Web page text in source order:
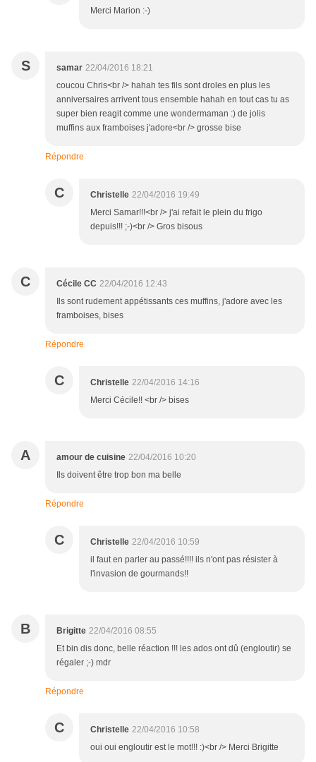
Merci Marion :-)
S samar 22/04/2016 18:21
coucou Chris<br /> hahah tes fils sont droles en plus les
anniversaires arrivent tous ensemble hahah en tout cas tu as
super bien reagit comme une wondermaman :) de jolis
muffins aux framboises j'adore<br /> grosse bise
Répondre
C Christelle 22/04/2016 19:49
Merci Samar!!!<br /> j'ai refait le plein du frigo
depuis!!! ;-)<br /> Gros bisous
C Cécile CC 22/04/2016 12:43
Ils sont rudement appétissants ces muffins, j'adore avec les
framboises, bises
Répondre
C Christelle 22/04/2016 14:16
Merci Cécile!! <br /> bises
A amour de cuisine 22/04/2016 10:20
Ils doivent être trop bon ma belle
Répondre
C Christelle 22/04/2016 10:59
il faut en parler au passé!!!! ils n'ont pas résister à
l'invasion de gourmands!!
B Brigitte 22/04/2016 08:55
Et bin dis donc, belle réaction !!! les ados ont dû (engloutir) se
régaler ;-) mdr
Répondre
C Christelle 22/04/2016 10:58
oui oui engloutir est le mot!!! :)<br /> Merci Brigitte